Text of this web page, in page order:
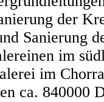
der
Sanierung
im
im
ca. 840000